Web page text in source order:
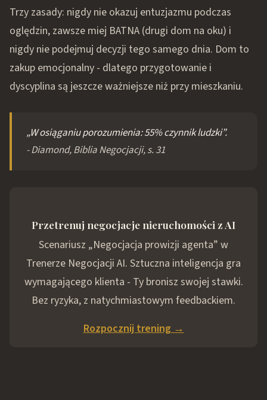
Trzy zasady: nigdy nie okazuj entuzjazmu podczas
oględzin, zawsze miej BATNA (drugi dom na oku) i
nigdy nie podejmuj decyzji tego samego dnia. Dom to
zakup emocjonalny - dlatego przygotowanie i
dyscyplina są jeszcze ważniejsze niż przy mieszkaniu.
„W osiąganiu porozumienia: 55% czynnik ludzki”.
- Diamond,Biblia Negocjacji, s. 31
Przetrenuj negocjacje nieruchomości z AI
Scenariusz „Negocjacja prowizji agenta” w
Trenerze Negocjacji AI. Sztuczna inteligencja gra
wymagającego klienta - Ty bronisz swojej stawki.
Bez ryzyka, z natychmiastowym feedbackiem.
Rozpocznij trening →